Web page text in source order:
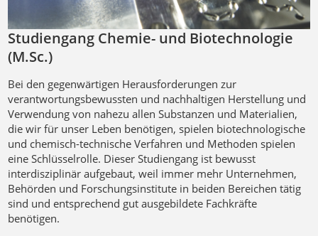
Studiengang Chemie- und Biotechnologie
(M.Sc.)
Bei den gegenwärtigen Herausforderungen zur
verantwortungsbewussten und nachhaltigen Herstellung und
Verwendung von nahezu allen Substanzen und Materialien,
die wir für unser Leben benötigen, spielen biotechnologische
und chemisch-technische Verfahren und Methoden spielen
eine Schlüsselrolle. Dieser Studiengang ist bewusst
interdisziplinär aufgebaut, weil immer mehr Unternehmen,
Behörden und Forschungsinstitute in beiden Bereichen tätig
sind und entsprechend gut ausgebildete Fachkräfte
benötigen.